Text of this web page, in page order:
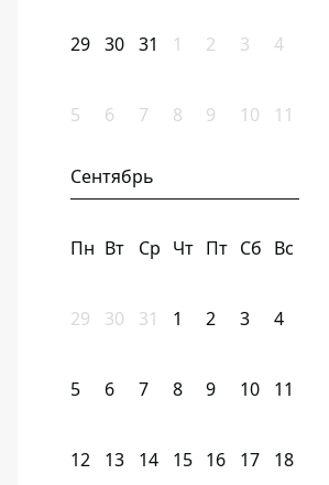
29 30 31 1 2 3 4
5 6 7 8 9 10 11
Сентябрь
Пн Вт Ср Чт Пт Сб Вс
29 30 31 1 2 3 4
5 6 7 8 9 10 11
12 13 14 15 16 17 18